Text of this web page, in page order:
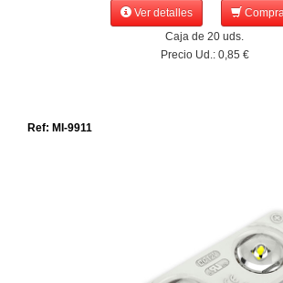
Ver detalles
Caja de 20 uds.
Precio Ud.: 0,85 €
Ref: MI-9911